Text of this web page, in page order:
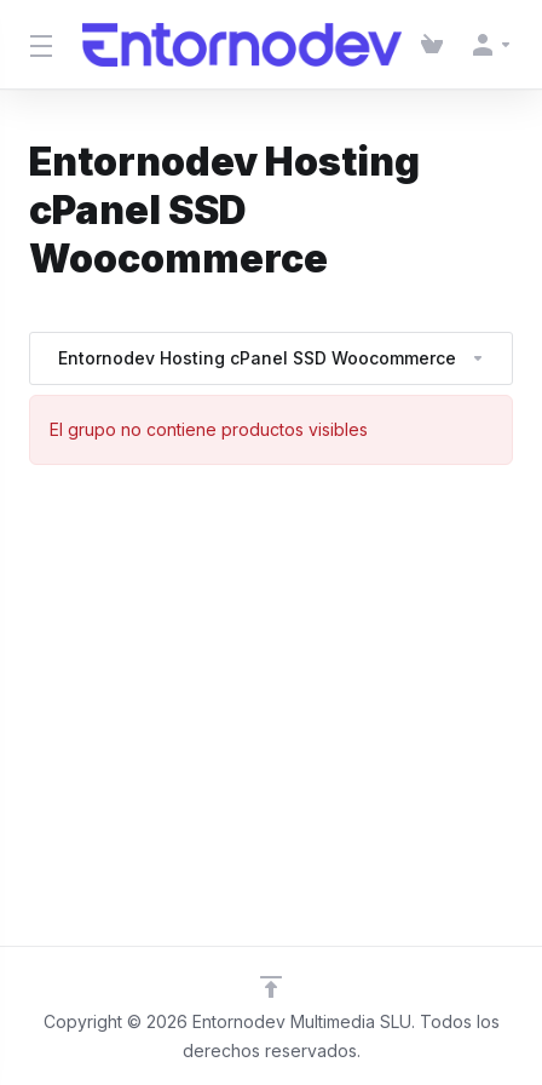
Entornodev Hosting
cPanel SSD
Woocommerce
Entornodev Hosting cPanel SSD Woocommerce
El grupo no contiene productos visibles
Copyright © 2026 Entornodev Multimedia SLU. Todos los
derechos reservados.